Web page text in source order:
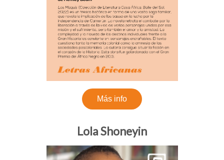
Más info
Lola Shoneyin